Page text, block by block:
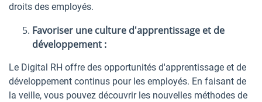
droits des employés.
Favoriser une culture d'apprentissage et de
développement :
Le Digital RH offre des opportunités d'apprentissage et de
développement continus pour les employés. En faisant de
la veille, vous pouvez découvrir les nouvelles méthodes de